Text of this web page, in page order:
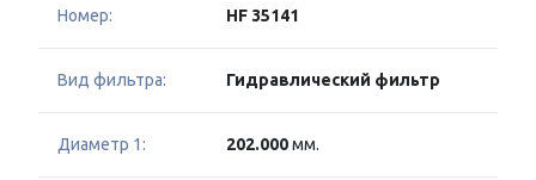
Номер: HF 35141
Вид фильтра: Гидравлический фильтр
Диаметр 1: 202.000мм.